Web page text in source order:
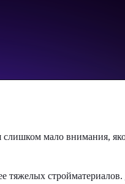
слишком мало внимания,
тяжелых стройматериалов.